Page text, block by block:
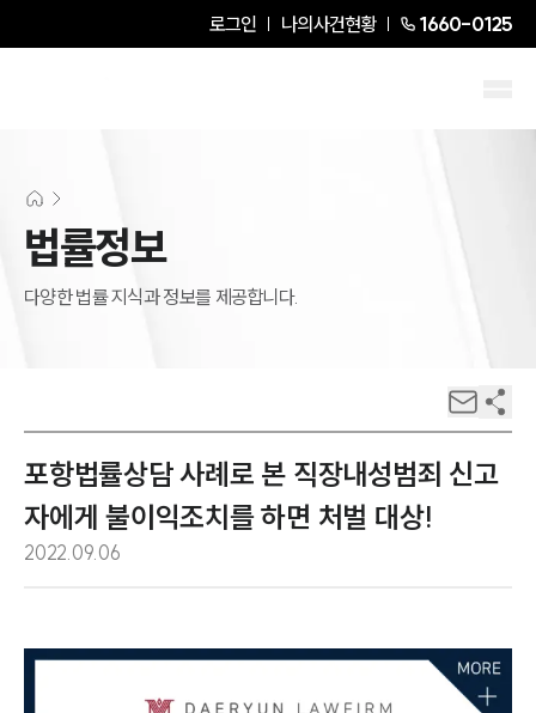
로그인 나의사건현황 1660-0125
법률정보
다양한 법률 지식과 정보를 제공합니다.
포항법률상담 사례로 본 직장내성범죄 신고
자에게 불이익조치를 하면 처벌 대상!
2022.09.06